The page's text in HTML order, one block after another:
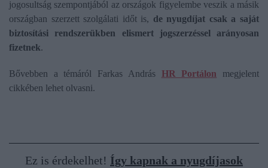
jogosultság szempontjából az országok figyelembe veszik a másik
országban szerzett szolgálati időt is, de nyugdíjat csak a saját
biztosítási rendszerükben elismert jogszerzéssel arányosan
fizetnek.
Bővebben a témáról Farkas András HR Portálon megjelent
cikkében lehet olvasni.
Ez is érdekelhet! Így kapnak a nyugdíjasok